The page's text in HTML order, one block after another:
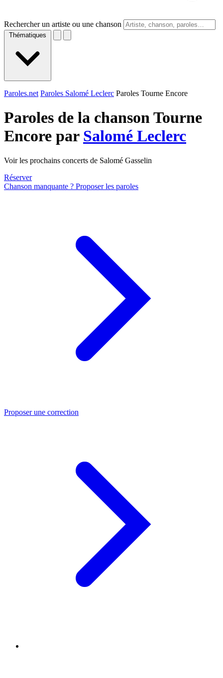
Rechercher un artiste ou une chanson
Thématiques
Paroles.net Paroles Salomé Leclerc Paroles Tourne Encore
Paroles de la chanson Tourne
Encore par Salomé Leclerc
Voir les prochains concerts de Salomé Gasselin
Réserver
Chanson manquante ? Proposer les paroles
Proposer une correction